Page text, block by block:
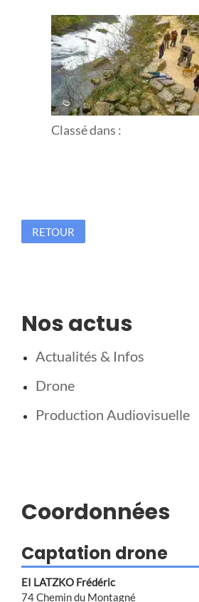
Classé dans :
RETOUR
Nos actus
Actualités & Infos
Drone
Production Audiovisuelle
Coordonnées
Captation drone
EI LATZKO Frédéric
74 Chemin du Montagné